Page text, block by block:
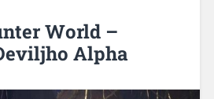
World –
Alpha